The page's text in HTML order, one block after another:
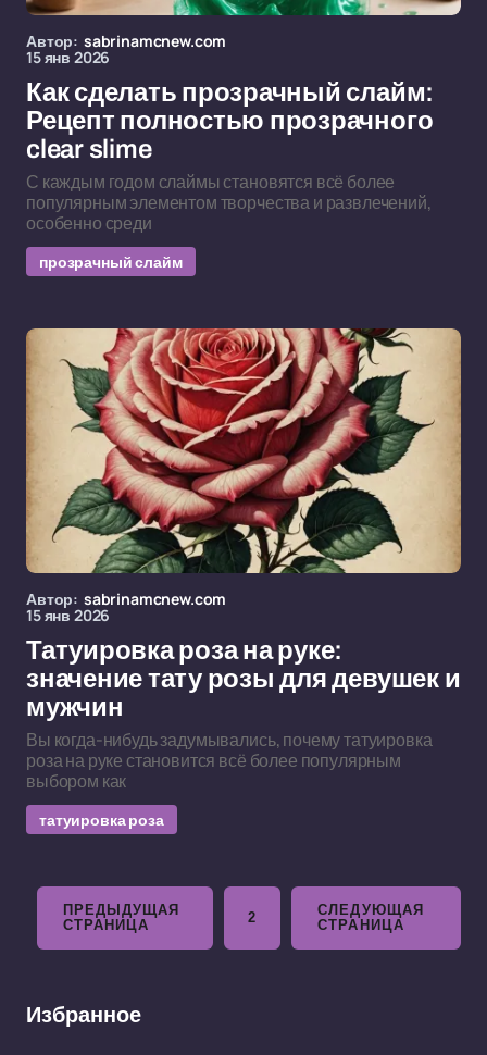
Автор: sabrinamcnew.com
15 янв 2026
Как сделать прозрачный слайм:
Рецепт полностью прозрачного
clear slime
С каждым годом слаймы становятся всё более
популярным элементом творчества и развлечений,
особенно среди
прозрачный слайм
Автор: sabrinamcnew.com
15 янв 2026
Татуировка роза на руке:
значение тату розы для девушек и
мужчин
Вы когда-нибудь задумывались, почему татуировка
роза на руке становится всё более популярным
выбором как
татуировка роза
ПРЕДЫДУЩАЯ
СТРАНИЦА
2
СЛЕДУЮЩАЯ
СТРАНИЦА
Избранное